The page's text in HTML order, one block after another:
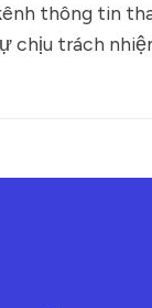
thông tin
chịu trách